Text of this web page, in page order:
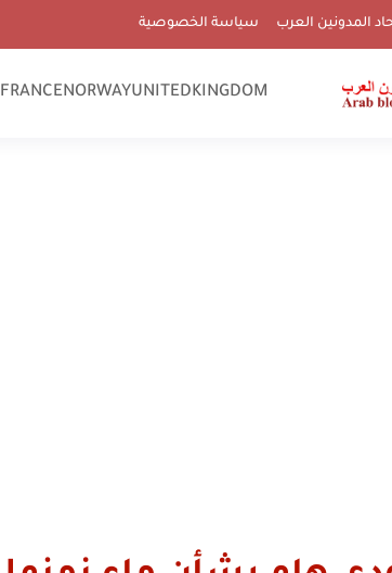
المدونين العرب سياسة الخصوصية
UNITEDKINGDOM
NORWAY
FRANCE